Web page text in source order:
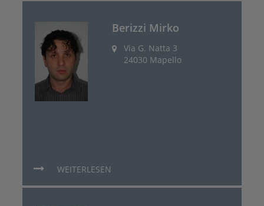
Berizzi Mirko
Via G. Natta 3
24030 Mapello
WEITERLESEN